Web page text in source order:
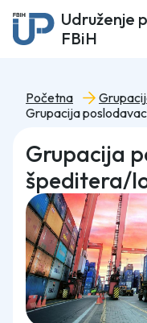
Udruženje
FBiH
Početna
Grupacija
špeditera/